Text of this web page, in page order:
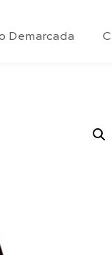
Demarcada